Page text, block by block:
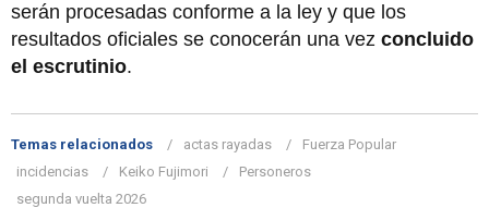
serán procesadas conforme a la ley y que los
resultados oficiales se conocerán una vez concluido
el escrutinio.
Temas relacionados actas rayadas
Fuerza Popular
incidencias
Keiko Fujimori
Personeros
segunda vuelta 2026